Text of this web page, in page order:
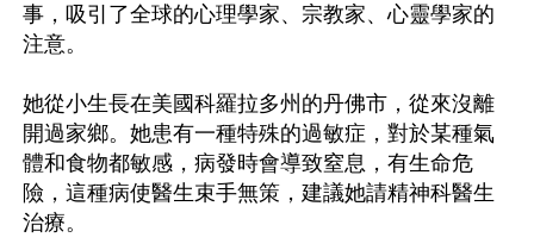
事，吸引了全球的心理學家、宗教家、心靈學家的
注意。
她從小生長在美國科羅拉多州的丹佛市，從來沒離
開過家鄉。她患有一種特殊的過敏症，對於某種氣
體和食物都敏感，病發時會導致窒息，有生命危
險，這種病使醫生束手無策，建議她請精神科醫生
治療。